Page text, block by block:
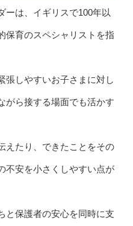
ーは、イギリスで100年以
保育のスペシャリストを指
張しやすいお子さまに対し
がら接する場面でも活かす
えたり、できたことをその
不安を小さくしやすい点が
と保護者の安心を同時に支